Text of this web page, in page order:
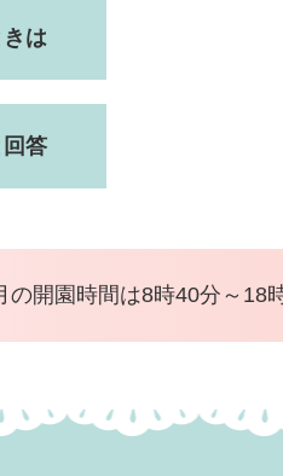
は
答
の開園時間は8時40分～18